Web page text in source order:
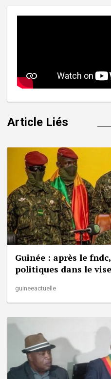
Article Liés
Guinée : après le
politiques dans le
guineeactuelle